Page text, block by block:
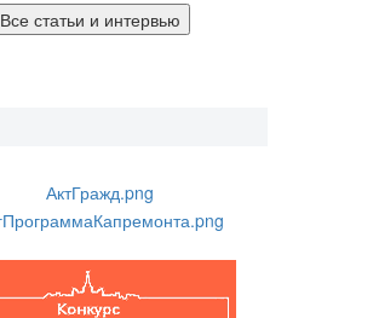
Все статьи и интервью